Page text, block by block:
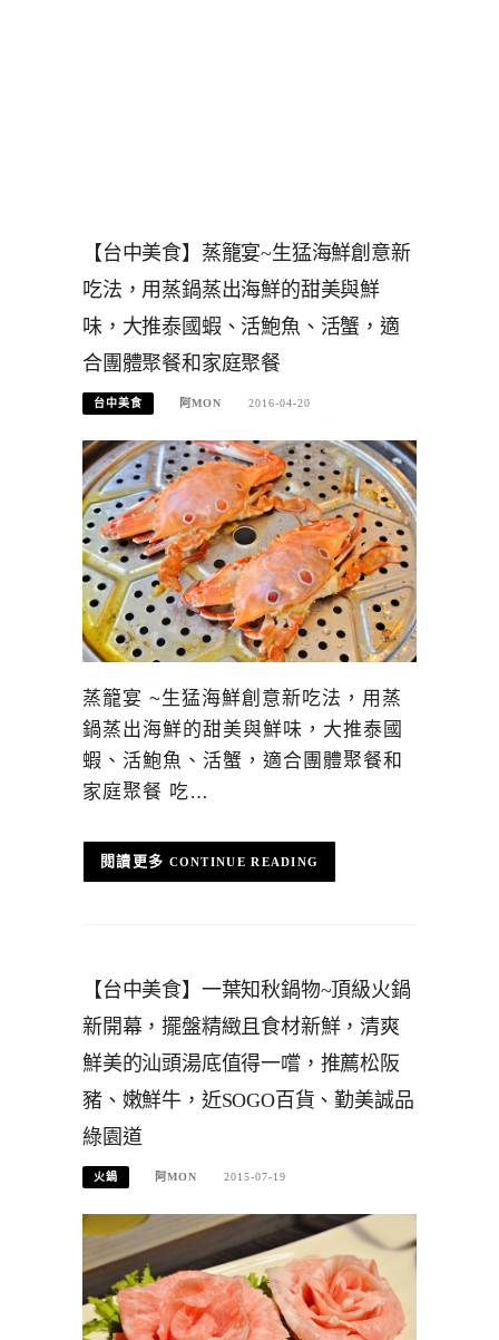
【台中美食】蒸籠宴~生猛海鮮創意新
吃法，用蒸鍋蒸出海鮮的甜美與鮮
味，大推泰國蝦、活鮑魚、活蟹，適
合團體聚餐和家庭聚餐
台中美食 阿MON 2016-04-20
蒸籠宴 ~生猛海鮮創意新吃法，用蒸
鍋蒸出海鮮的甜美與鮮味，大推泰國
蝦、活鮑魚、活蟹，適合團體聚餐和
家庭聚餐 吃…
CONTINUE READING
【台中美食】一葉知秋鍋物~頂級火鍋
新開幕，擺盤精緻且食材新鮮，清爽
鮮美的汕頭湯底值得一嚐，推薦松阪
豬、嫩鮮牛，近SOGO百貨、勤美誠品
綠園道
火鍋 阿MON 2015-07-19